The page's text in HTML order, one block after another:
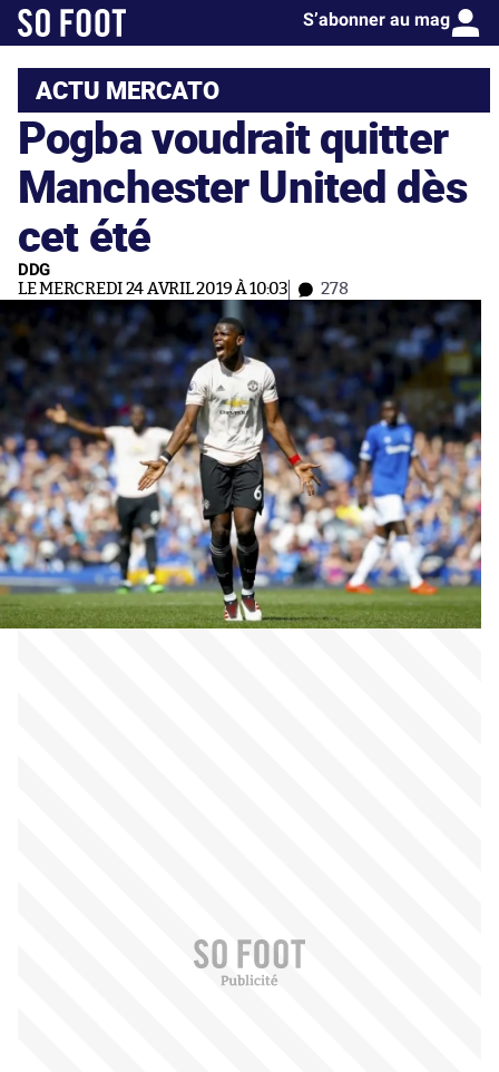
S’abonner au mag
ACTU MERCATO
Pogba voudrait quitter
Manchester United dès
cet été
DDG
LE MERCREDI 24 AVRIL 2019 À 10:03 278